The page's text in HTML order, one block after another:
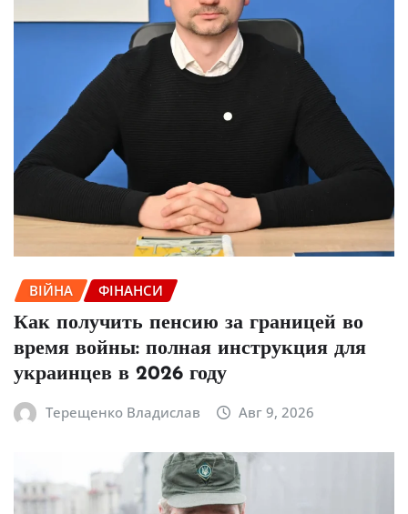
ВІЙНА ФІНАНСИ
Как получить пенсию за границей во
время войны: полная инструкция для
украинцев в 2026 году
Терещенко Владислав Авг 9, 2026